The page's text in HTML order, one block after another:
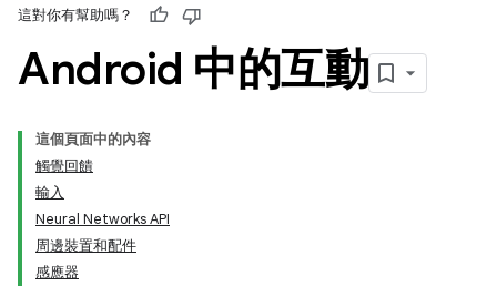
這對你有幫助嗎？
Android 中的互動
這個頁面中的內容
觸覺回饋
輸入
Neural Networks API
周邊裝置和配件
感應器